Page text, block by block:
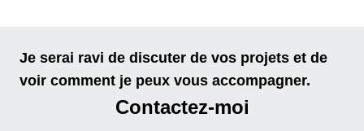
Je serai ravi de discuter de vos projets et de
voir comment je peux vous accompagner.
Contactez-moi